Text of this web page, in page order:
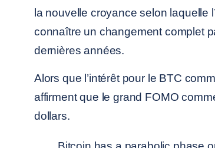
la nouvelle croyance selon laquelle
connaître un changement complet
dernières années.
Alors que l’intérêt pour le BTC
affirment que le grand FOMO
dollars.